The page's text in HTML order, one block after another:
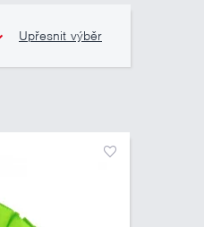
Upřesnit výběr